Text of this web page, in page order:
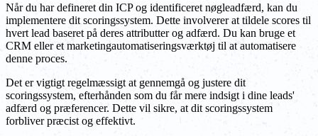
Når du har defineret din ICP og identificeret nøgleadfærd, kan du
implementere dit scoringssystem. Dette involverer at tildele scores til
hvert lead baseret på deres attributter og adfærd. Du kan bruge et
CRM eller et marketingautomatiseringsværktøj til at automatisere
denne proces.
Det er vigtigt regelmæssigt at gennemgå og justere dit
scoringssystem, efterhånden som du får mere indsigt i dine leads'
adfærd og præferencer. Dette vil sikre, at dit scoringssystem
forbliver præcist og effektivt.